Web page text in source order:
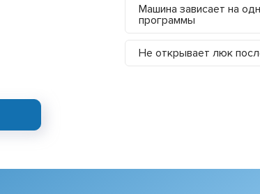
Машина зависает на
программы
Не открывает люк